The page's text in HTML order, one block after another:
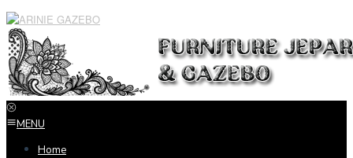
Loncat
ke
konten
MENU
Home